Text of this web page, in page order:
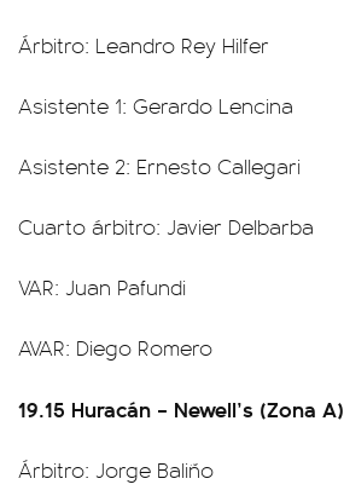
Árbitro: Leandro Rey Hilfer
Asistente 1: Gerardo Lencina
Asistente 2: Ernesto Callegari
Cuarto árbitro: Javier Delbarba
VAR: Juan Pafundi
AVAR: Diego Romero
19.15 Huracán – Newell’s (Zona A)
Árbitro: Jorge Baliño